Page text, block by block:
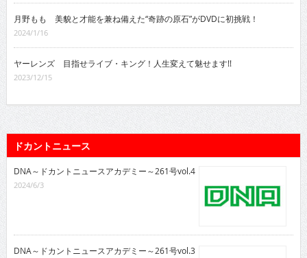
月野もも 美貌と才能を兼ね備えた“奇跡の原石”がDVDに初挑戦！
2024/1/16
ヤーレンズ 目指せライブ・キング！人生変えて魅せます!!
2023/12/15
ドカントニュース
DNA～ドカントニュースアカデミー～261号vol.4
2024/6/3
DNA～ドカントニュースアカデミー～261号vol.3